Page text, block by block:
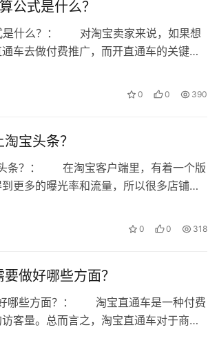
公式是什么？
是什么？： 对淘宝卖家来说，如果想
车去做付费推广，而开直通车的关键要
0 0 390
宝头条？
条？： 在淘宝客户端里，有着一个版
更多的曝光率和流量，所以很多店铺都
0 0 318
做好哪些方面？
哪些方面？： 淘宝直通车是一种付费
客量。总而言之，淘宝直通车对于商姐